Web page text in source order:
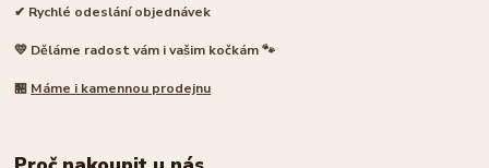
✔ Rychlé odeslání objednávek
💛 Děláme radost vám i vašim kočkám 🐾
🏪 Máme i kamennou prodejnu